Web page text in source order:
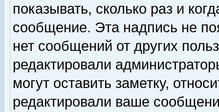
показывать, сколько раз и
сообщение. Эта надпись не
нет сообщений от других
редактировали
могут оставить заметку,
редактировали ваше